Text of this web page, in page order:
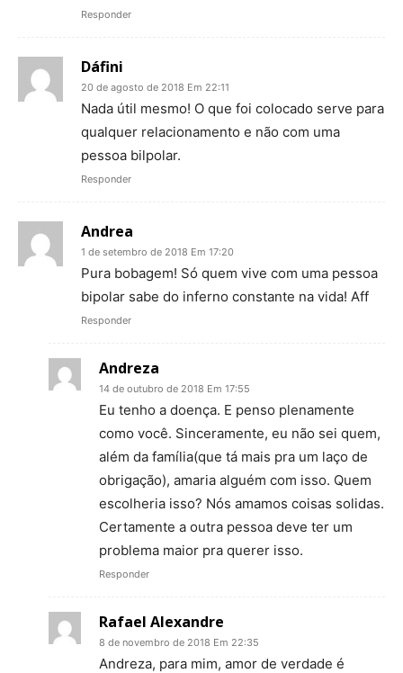
Responder
Dáfini
20 de agosto de 2018 Em 22:11
Nada útil mesmo! O que foi colocado serve para
qualquer relacionamento e não com uma
pessoa bilpolar.
Responder
Andrea
1 de setembro de 2018 Em 17:20
Pura bobagem! Só quem vive com uma pessoa
bipolar sabe do inferno constante na vida! Aff
Responder
Andreza
14 de outubro de 2018 Em 17:55
Eu tenho a doença. E penso plenamente
como você. Sinceramente, eu não sei quem,
além da família(que tá mais pra um laço de
obrigação), amaria alguém com isso. Quem
escolheria isso? Nós amamos coisas solidas.
Certamente a outra pessoa deve ter um
problema maior pra querer isso.
Responder
Rafael Alexandre
8 de novembro de 2018 Em 22:35
Andreza, para mim, amor de verdade é